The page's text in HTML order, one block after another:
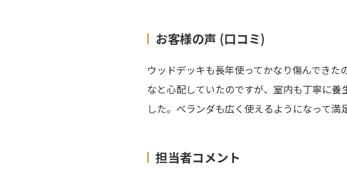
お客様の声 (口コミ)
ウッドデッキも長年使ってかなり傷んでき
なと心配していたのですが、室内も丁寧に
した。ベランダも広く使えるようになって満
担当者コメント